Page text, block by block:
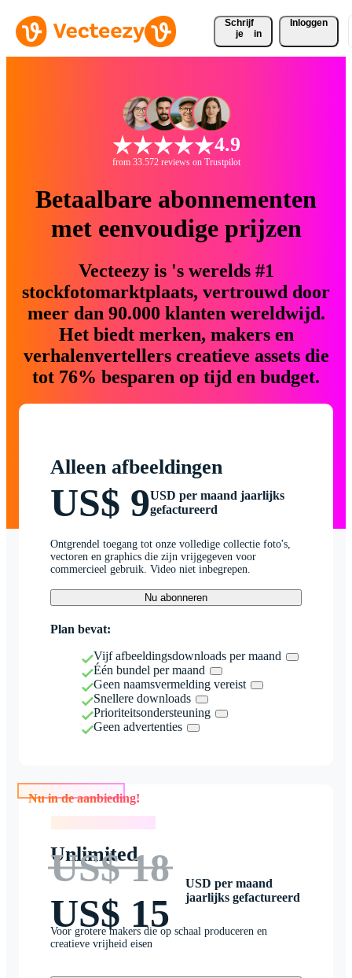
Schrijf
je
in
Inloggen
4.9
from 33.572 reviews on Trustpilot
Betaalbare abonnementen
met eenvoudige prijzen
Vecteezy is 's werelds #1
stockfotomarktplaats, vertrouwd door
meer dan 90.000 klanten wereldwijd.
Het biedt merken, makers en
verhalenvertellers creatieve assets die
tot 76% besparen op tijd en budget.
Alleen afbeeldingen
US$ 9USD per maand jaarlijks
gefactureerd
Ontgrendel toegang tot onze volledige collectie foto's,
vectoren en graphics die zijn vrijgegeven voor
commercieel gebruik. Video niet inbegrepen.
Nu abonneren
Plan bevat:
Vijf afbeeldingsdownloads per maand
Één bundel per maand
Geen naamsvermelding vereist
Snellere downloads
Prioriteitsondersteuning
Geen advertenties
Nu in de aanbieding!
Unlimited
US$ 18
US$ 15
USD per maand
jaarlijks gefactureerd
Voor grotere makers die op schaal produceren en
creatieve vrijheid eisen